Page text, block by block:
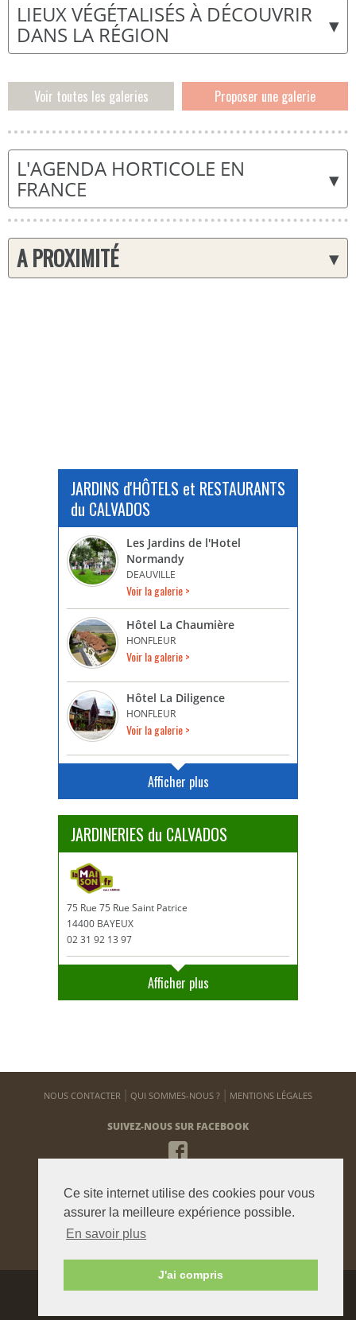
Ce site internet utilise des cookies pour vous
assurer la meilleure expérience possible.
En savoir plus
J'ai compris
▾
LIEUX VÉGÉTALISÉS À DÉCOUVRIR
DANS LA RÉGION
Voir toutes les galeries Proposer une galerie
▾
L'AGENDA HORTICOLE EN
FRANCE
▾
A PROXIMITÉ
JARDINS d'HÔTELS et RESTAURANTS
du CALVADOS
Les Jardins de l'Hotel
Normandy
DEAUVILLE
Voir la galerie >
Hôtel La Chaumière
HONFLEUR
Voir la galerie >
Hôtel La Diligence
HONFLEUR
Voir la galerie >
Afficher plus
JARDINERIES du CALVADOS
75 Rue 75 Rue Saint Patrice
14400 BAYEUX
02 31 92 13 97
Afficher plus
NOUS CONTACTER QUI SOMMES-NOUS ? MENTIONS LÉGALES
SUIVEZ-NOUS SUR FACEBOOK
NEWSLETTER
Pour vous tenir informé de notre actualité
Agence graphique:Westango